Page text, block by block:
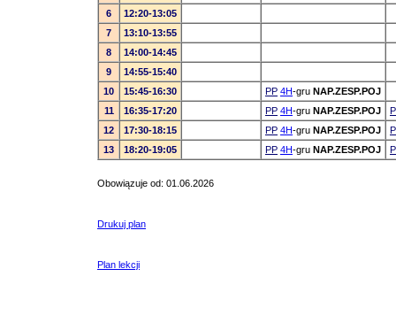
6
12:20-13:05
7
13:10-13:55
8
14:00-14:45
9
14:55-15:40
10
15:45-16:30 PP 4H-gru NAP.ZESP.POJ
11
16:35-17:20 PP 4H-gru NAP.ZESP.POJ
12
17:30-18:15 PP 4H-gru NAP.ZESP.POJ
13
18:20-19:05 PP 4H-gru NAP.ZESP.POJ
Obowiązuje od: 01.06.2026
Drukuj plan
Plan lekcji